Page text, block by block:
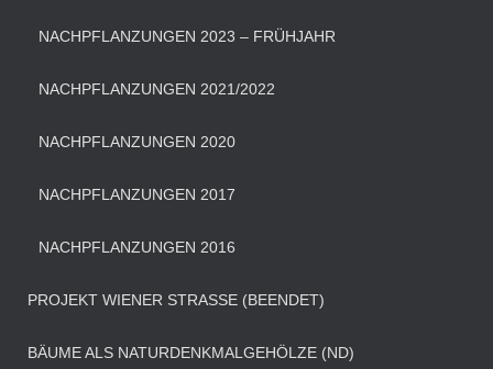
NACHPFLANZUNGEN 2023 – FRÜHJAHR
NACHPFLANZUNGEN 2021/2022
NACHPFLANZUNGEN 2020
NACHPFLANZUNGEN 2017
NACHPFLANZUNGEN 2016
PROJEKT WIENER STRASSE (BEENDET)
BÄUME ALS NATURDENKMALGEHÖLZE (ND)